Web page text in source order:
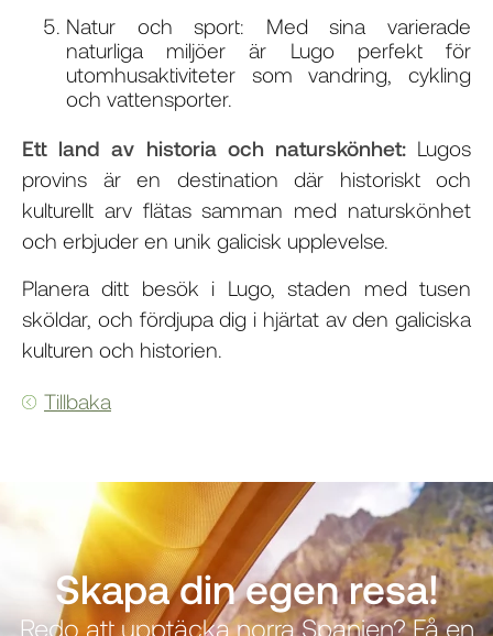
Natur och sport: Med sina varierade
naturliga miljöer är Lugo perfekt för
utomhusaktiviteter som vandring, cykling
och vattensporter.
Ett land av historia och naturskönhet: Lugos
provins är en destination där historiskt och
kulturellt arv flätas samman med naturskönhet
och erbjuder en unik galicisk upplevelse.
Planera ditt besök i Lugo, staden med tusen
sköldar, och fördjupa dig i hjärtat av den galiciska
kulturen och historien.
Tillbaka
Skapa din egen resa!
Redo att upptäcka norra Spanien? Få en